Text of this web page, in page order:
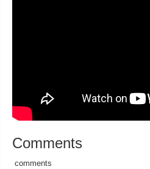
Comments
comments